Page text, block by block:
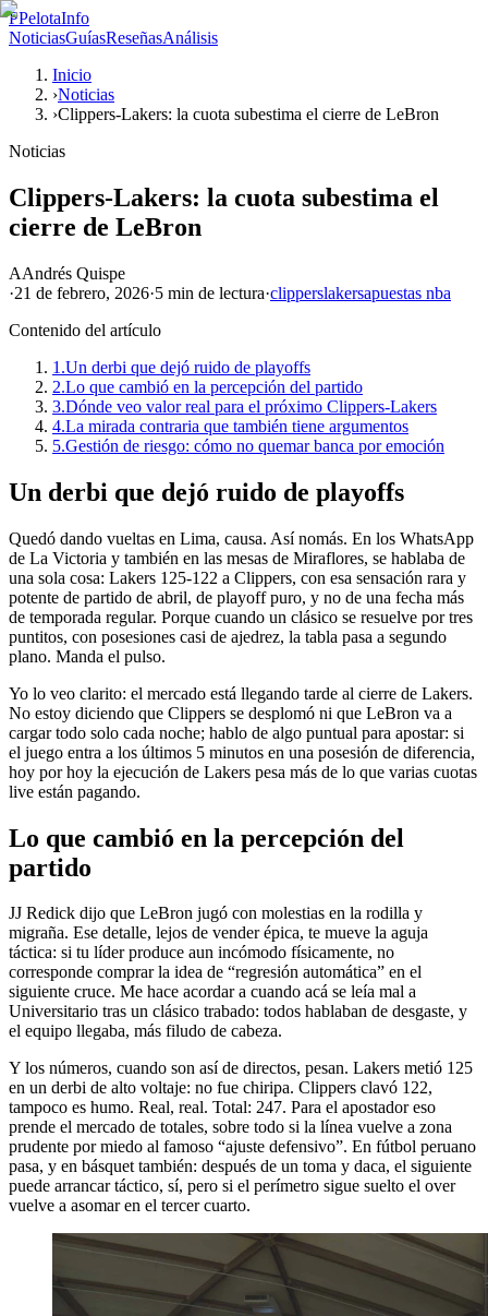
PPelotaInfo
NoticiasGuíasReseñasAnálisis
Inicio
›Noticias
›Clippers-Lakers: la cuota subestima el cierre de LeBron
Noticias
Clippers-Lakers: la cuota subestima el
cierre de LeBron
AAndrés Quispe
·21 de febrero, 2026·5 min de lectura·clipperslakersapuestas nba
Contenido del artículo
1.Un derbi que dejó ruido de playoffs
2.Lo que cambió en la percepción del partido
3.Dónde veo valor real para el próximo Clippers-Lakers
4.La mirada contraria que también tiene argumentos
5.Gestión de riesgo: cómo no quemar banca por emoción
Un derbi que dejó ruido de playoffs
Quedó dando vueltas en Lima, causa. Así nomás. En los WhatsApp
de La Victoria y también en las mesas de Miraflores, se hablaba de
una sola cosa: Lakers 125-122 a Clippers, con esa sensación rara y
potente de partido de abril, de playoff puro, y no de una fecha más
de temporada regular. Porque cuando un clásico se resuelve por tres
puntitos, con posesiones casi de ajedrez, la tabla pasa a segundo
plano. Manda el pulso.
Yo lo veo clarito: el mercado está llegando tarde al cierre de Lakers.
No estoy diciendo que Clippers se desplomó ni que LeBron va a
cargar todo solo cada noche; hablo de algo puntual para apostar: si
el juego entra a los últimos 5 minutos en una posesión de diferencia,
hoy por hoy la ejecución de Lakers pesa más de lo que varias cuotas
live están pagando.
Lo que cambió en la percepción del
partido
JJ Redick dijo que LeBron jugó con molestias en la rodilla y
migraña. Ese detalle, lejos de vender épica, te mueve la aguja
táctica: si tu líder produce aun incómodo físicamente, no
corresponde comprar la idea de “regresión automática” en el
siguiente cruce. Me hace acordar a cuando acá se leía mal a
Universitario tras un clásico trabado: todos hablaban de desgaste, y
el equipo llegaba, más filudo de cabeza.
Y los números, cuando son así de directos, pesan. Lakers metió 125
en un derbi de alto voltaje: no fue chiripa. Clippers clavó 122,
tampoco es humo. Real, real. Total: 247. Para el apostador eso
prende el mercado de totales, sobre todo si la línea vuelve a zona
prudente por miedo al famoso “ajuste defensivo”. En fútbol peruano
pasa, y en básquet también: después de un toma y daca, el siguiente
puede arrancar táctico, sí, pero si el perímetro sigue suelto el over
vuelve a asomar en el tercer cuarto.